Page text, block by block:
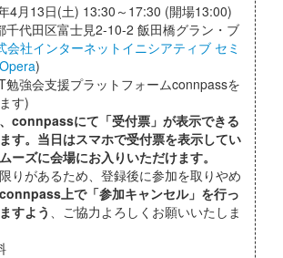
4月13日(土) 13:30～17:30 (開場13:00)
千代田区富士見2-10-2 飯田橋グラン・ブ
会社インターネットイニシアティブ セミ
)
勉強会支援プラットフォームconnpassを
す)
connpassにて「受付票」が表示できる
す。当日はスマホで受付票を表示してい
ーズに会場にお入りいただけます。
りがあるため、登録後に参加を取りやめ
connpass上で「参加キャンセル」を行っ
すよう
、ご協力よろしくお願いいたしま